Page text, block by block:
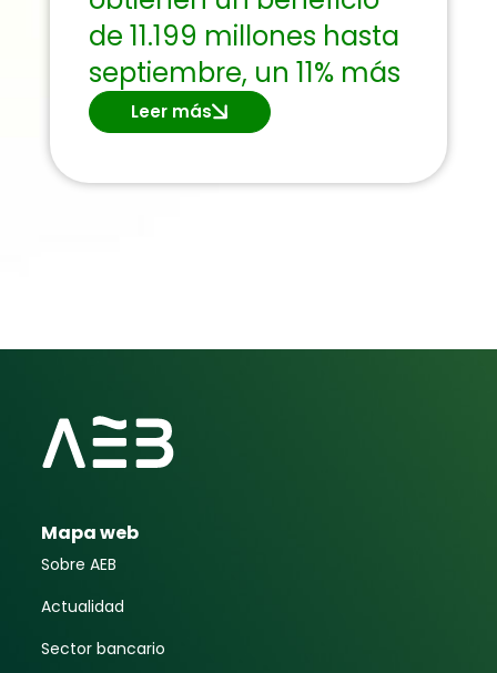
de 11.199 millones hasta
septiembre, un 11% más
Leer más
Mapa web
Sobre AEB
Actualidad
Sector bancario